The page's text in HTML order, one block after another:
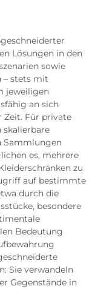
Lösungen in den
sowie
– stets mit
jeweiligen
an sich
Zeit. Für private
skalierbare
Sammlungen
es, mehrere
zu
auf bestimmte
durch die
besondere
Bedeutung
Sie verwandeln
Gegenstände in